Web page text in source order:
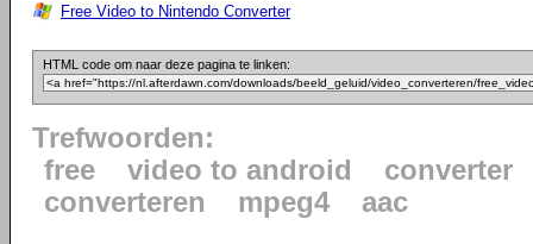
Free Video to Nintendo Converter
HTML code om naar deze pagina te linken:
Trefwoorden:
free
video to android
converter
converteren
mpeg4 aac